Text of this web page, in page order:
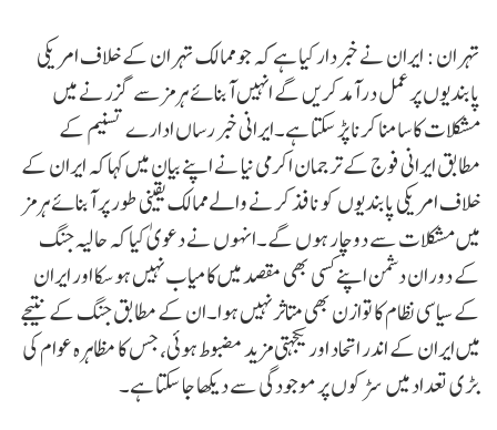
تہران : ایران نے خبردار کیا ہے کہ جو ممالک تہران کے خلاف امریکی
پابندیوں پر عمل درآمد کریں گے انہیں آبنائے ہرمز سے گزرنے میں
مشکلات کا سامنا کرنا پڑ سکتا ہے۔ایرانی خبر رساں ادارے تسنیم کے
مطابق ایرانی فوج کے ترجمان اکرمی نیا نے اپنے بیان میں کہا کہ ایران کے
خلاف امریکی پابندیوں کو نافذ کرنے والے ممالک یقینی طور پر آبنائے ہرمز
میں مشکلات سے دوچار ہوں گے۔انہوں نے دعویٰ کیا کہ حالیہ جنگ
کے دوران دشمن اپنے کسی بھی مقصد میں کامیاب نہیں ہوسکا اور ایران
کے سیاسی نظام کا توازن بھی متاثر نہیں ہوا۔ان کے مطابق جنگ کے نتیجے
میں ایران کے اندر اتحاد اور یکجہتی مزید مضبوط ہوئی، جس کا مظاہرہ عوام کی
بڑی تعداد میں سڑکوں پر موجودگی سے دیکھا جا سکتا ہے۔